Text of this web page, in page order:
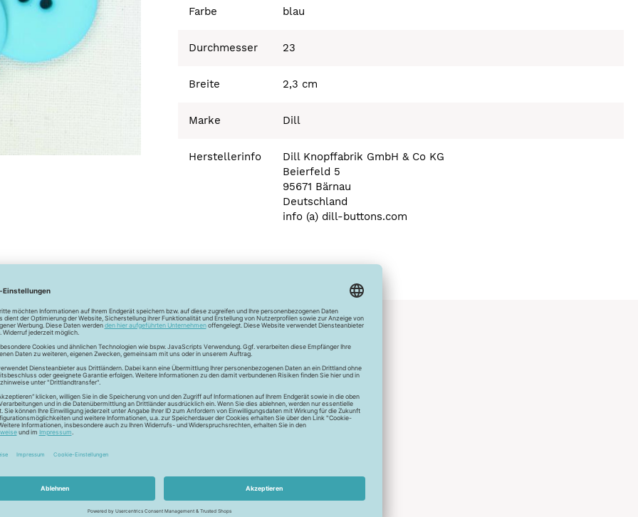
Farbe blau
Durchmesser 23
Breite 2,3 cm
Marke Dill
Herstellerinfo
Dill Knopffabrik GmbH & Co KG
Beierfeld 5
95671 Bärnau
Deutschland
info (a) dill-buttons.com
Unser Newsletter
Newsletter
jetzt unseren exklusiven Newsletter und profitiere von zahlreichen
Vorteilen:
Aktionen und Rabatte: Als Newsletter Abonnent erfährst du als erstes
Neue Stoffe entdecken: Wir informieren dich regelmäßig über die
neuesten Stofftrends der Saison. Plane mit uns deine neuen
Nähprojekte.